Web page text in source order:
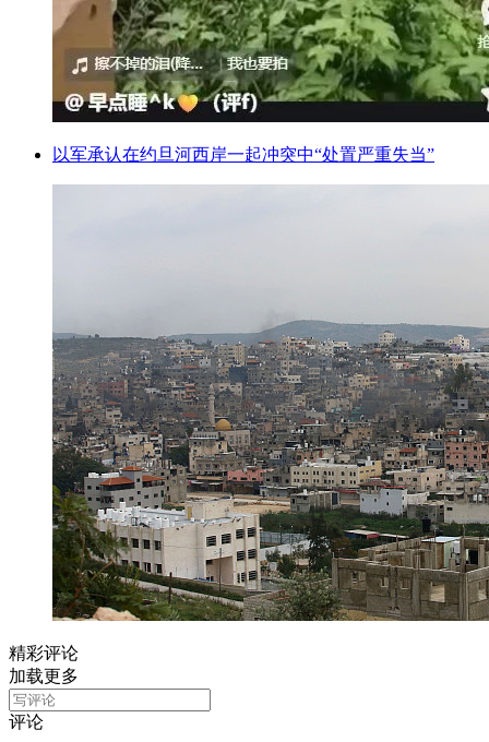
以军承认在约旦河西岸一起冲突中“处置严重失当”
精彩评论
加载更多
评论